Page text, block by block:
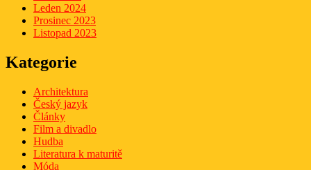
Leden 2024
Prosinec 2023
Listopad 2023
Kategorie
Architektura
Český jazyk
Články
Film a divadlo
Hudba
Literatura k maturitě
Móda